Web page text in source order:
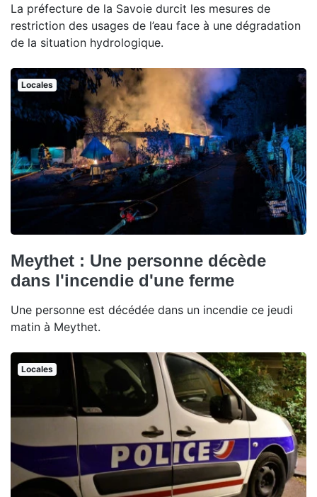
La préfecture de la Savoie durcit les mesures de
restriction des usages de l’eau face à une dégradation
de la situation hydrologique.
Locales
Meythet : Une personne décède
dans l'incendie d'une ferme
Une personne est décédée dans un incendie ce jeudi
matin à Meythet.
Locales